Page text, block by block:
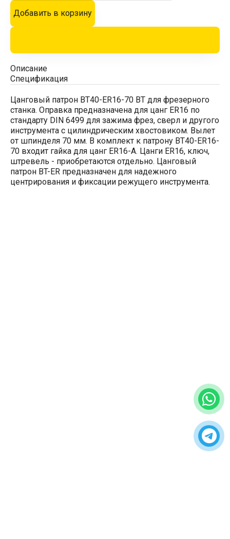
Добавить в корзину
Описание
Спецификация
Цанговый патрон BT40-ER16-70 BT для фрезерного
станка. Оправка предназначена для цанг ER16 по
стандарту DIN 6499 для зажима фрез, сверл и другого
инструмента с цилиндрическим хвостовиком. Вылет
от шпинделя 70 мм. В комплект к патрону BT40-ER16-
70 входит гайка для цанг ER16-A. Цанги ER16, ключ,
штревель - приобретаются отдельно. Цанговый
патрон BT-ER предназначен для надежного
центрирования и фиксации режущего инструмента.